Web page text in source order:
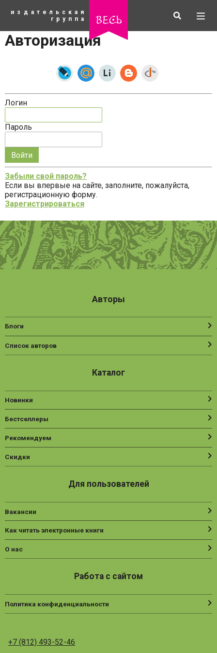
основному
издательская
группа
весь Искать
рубрики
Авторизация
Логин
Пароль
Запомнить
меня
на
этом
компьютере
Забыли свой пароль?
Если вы впервые на сайте, заполните, пожалуйста,
регистрационную форму.
Зарегистрироваться
Авторы
Блоги
Список авторов
Каталог
Новинки
Бестселлеры
Рекомендуем
Скидки
Для пользователей
Вакансии
Как читать электронные книги
О нас
Работа с сайтом
Политика конфиденциальности
+7 (812) 493-52-46